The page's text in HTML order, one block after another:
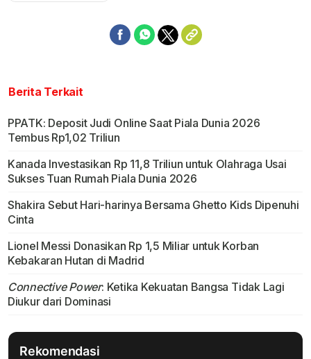
Berita Terkait
PPATK: Deposit Judi Online Saat Piala Dunia 2026
Tembus Rp1,02 Triliun
Kanada Investasikan Rp 11,8 Triliun untuk Olahraga Usai
Sukses Tuan Rumah Piala Dunia 2026
Shakira Sebut Hari-harinya Bersama Ghetto Kids Dipenuhi
Cinta
Lionel Messi Donasikan Rp 1,5 Miliar untuk Korban
Kebakaran Hutan di Madrid
Connective Power: Ketika Kekuatan Bangsa Tidak Lagi
Diukur dari Dominasi
Rekomendasi